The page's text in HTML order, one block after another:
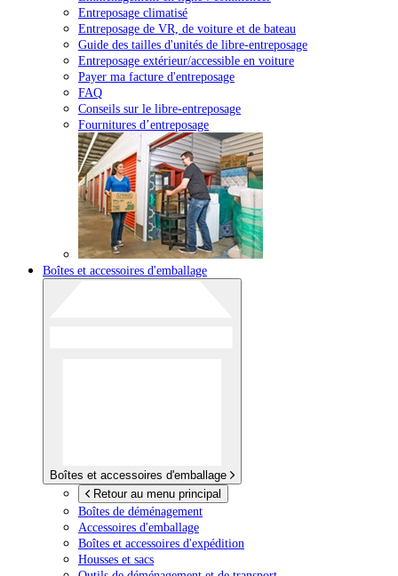
Entreposage climatisé
Entreposage de VR, de voiture et de bateau
Guide des tailles d'unités de libre-entreposage
Entreposage extérieur/accessible en voiture
Payer ma facture d'entreposage
FAQ
Conseils sur le libre-entreposage
Fournitures d’entreposage
Boîtes et accessoires d'emballage
Boîtes et accessoires d'emballage
Retour au menu principal
Boîtes de déménagement
Accessoires d'emballage
Boîtes et accessoires d'expédition
Housses et sacs